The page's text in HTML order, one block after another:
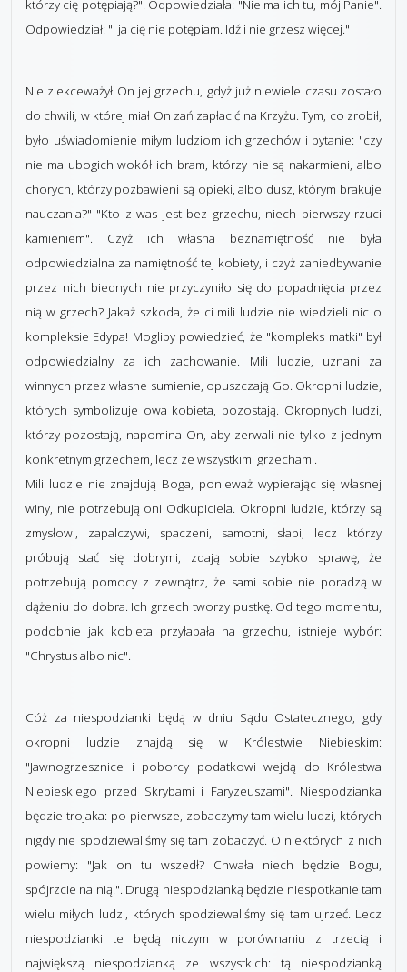
którzy cię potępiają?". Odpowiedziała: "Nie ma ich tu, mój Panie".
Odpowiedział: "I ja cię nie potępiam. Idź i nie grzesz więcej."
Nie zlekceważył On jej grzechu, gdyż już niewiele czasu zostało
do chwili, w której miał On zań zapłacić na Krzyżu. Tym, co zrobił,
było uświadomienie miłym ludziom ich grzechów i pytanie: "czy
nie ma ubogich wokół ich bram, którzy nie są nakarmieni, albo
chorych, którzy pozbawieni są opieki, albo dusz, którym brakuje
nauczania?" "Kto z was jest bez grzechu, niech pierwszy rzuci
kamieniem". Czyż ich własna beznamiętność nie była
odpowiedzialna za namiętność tej kobiety, i czyż zaniedbywanie
przez nich biednych nie przyczyniło się do popadnięcia przez
nią w grzech? Jakaż szkoda, że ci mili ludzie nie wiedzieli nic o
kompleksie Edypa! Mogliby powiedzieć, że "kompleks matki" był
odpowiedzialny za ich zachowanie. Mili ludzie, uznani za
winnych przez własne sumienie, opuszczają Go. Okropni ludzie,
których symbolizuje owa kobieta, pozostają. Okropnych ludzi,
którzy pozostają, napomina On, aby zerwali nie tylko z jednym
konkretnym grzechem, lecz ze wszystkimi grzechami.
Mili ludzie nie znajdują Boga, ponieważ wypierając się własnej
winy, nie potrzebują oni Odkupiciela. Okropni ludzie, którzy są
zmysłowi, zapalczywi, spaczeni, samotni, słabi, lecz którzy
próbują stać się dobrymi, zdają sobie szybko sprawę, że
potrzebują pomocy z zewnątrz, że sami sobie nie poradzą w
dążeniu do dobra. Ich grzech tworzy pustkę. Od tego momentu,
podobnie jak kobieta przyłapała na grzechu, istnieje wybór:
"Chrystus albo nic".
Cóż za niespodzianki będą w dniu Sądu Ostatecznego, gdy
okropni ludzie znajdą się w Królestwie Niebieskim:
"Jawnogrzesznice i poborcy podatkowi wejdą do Królestwa
Niebieskiego przed Skrybami i Faryzeuszami". Niespodzianka
będzie trojaka: po pierwsze, zobaczymy tam wielu ludzi, których
nigdy nie spodziewaliśmy się tam zobaczyć. O niektórych z nich
powiemy: "Jak on tu wszedł? Chwała niech będzie Bogu,
spójrzcie na nią!". Drugą niespodzianką będzie niespotkanie tam
wielu miłych ludzi, których spodziewaliśmy się tam ujrzeć. Lecz
niespodzianki te będą niczym w porównaniu z trzecią i
największą niespodzianką ze wszystkich: tą niespodzianką